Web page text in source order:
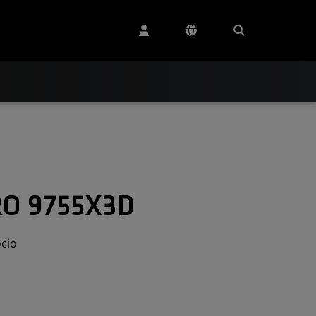
9755X3D